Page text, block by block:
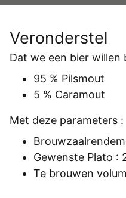
Topmenu
PERS/
Veronderstel
Dat we een bier willen
95 % Pilsmout
5 % Caramout
Met deze parameters :
Gewenste Plato :
Te brouwen